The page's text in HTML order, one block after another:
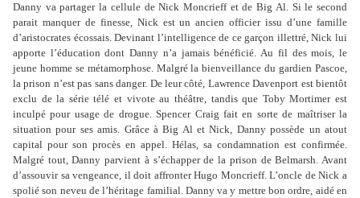
Danny va partager la cellule de Nick Moncrieff et de Big Al. Si le second
parait manquer de finesse, Nick est un ancien officier issu d’une famille
d’aristocrates écossais. Devinant l’intelligence de ce garçon illettré, Nick lui
apporte l’éducation dont Danny n’a jamais bénéficié. Au fil des mois, le
jeune homme se métamorphose. Malgré la bienveillance du gardien Pascoe,
la prison n’est pas sans danger. De leur côté, Lawrence Davenport est bientôt
exclu de la série télé et vivote au théâtre, tandis que Toby Mortimer est
inculpé pour usage de drogue. Spencer Craig fait en sorte de maîtriser la
situation pour ses amis. Grâce à Big Al et Nick, Danny possède un atout
capital pour son procès en appel. Hélas, sa condamnation est confirmée.
Malgré tout, Danny parvient à s’échapper de la prison de Belmarsh. Avant
d’assouvir sa vengeance, il doit affronter Hugo Moncrieff. L’oncle de Nick a
spolié son neveu de l’héritage familial. Danny va y mettre bon ordre, aidé en